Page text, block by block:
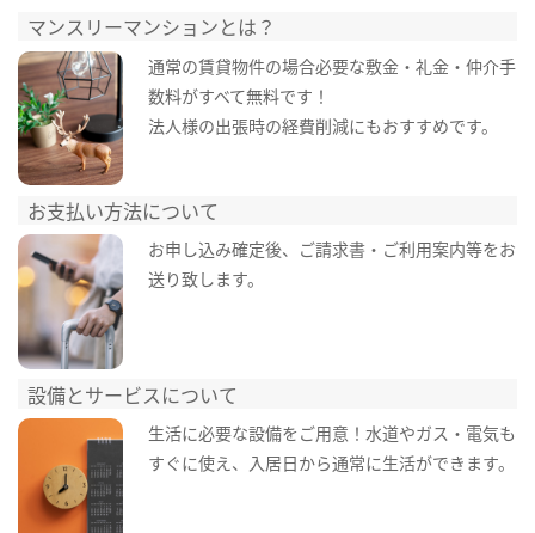
マンスリーマンションとは？
通常の賃貸物件の場合必要な敷金・礼金・仲介手
数料がすべて無料です！
法人様の出張時の経費削減にもおすすめです。
お支払い方法について
お申し込み確定後、ご請求書・ご利用案内等をお
送り致します。
設備とサービスについて
生活に必要な設備をご用意！水道やガス・電気も
すぐに使え、入居日から通常に生活ができます。